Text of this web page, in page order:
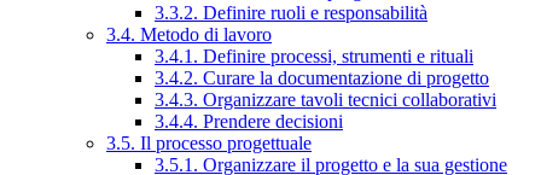
3.3.2. Definire ruoli e responsabilità
3.4. Metodo di lavoro
3.4.1. Definire processi, strumenti e rituali
3.4.2. Curare la documentazione di progetto
3.4.3. Organizzare tavoli tecnici collaborativi
3.4.4. Prendere decisioni
3.5. Il processo progettuale
3.5.1. Organizzare il progetto e la sua gestione